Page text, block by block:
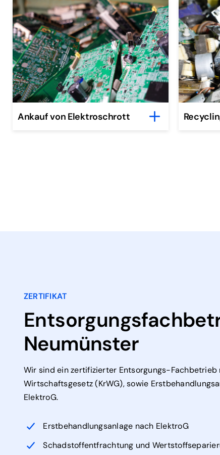
Ankauf von Elektroschrott
ZERTIFIKAT
Neumünster
Wir sind ein zertifizierter Entsorgungs-
Wirtschaftsgesetz (KrWG), sowie
ElektroG.
Erstbehandlungsanlage nach ElektroG
Schadstoffentfrachtung und